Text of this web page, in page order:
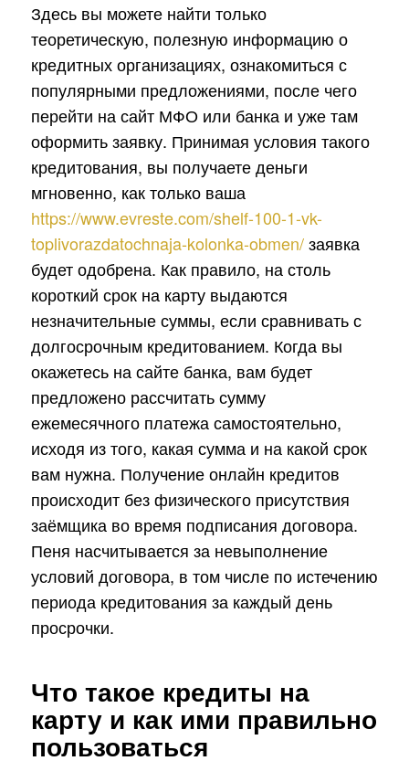
Здесь вы можете найти только
теоретическую, полезную информацию о
кредитных организациях, ознакомиться с
популярными предложениями, после чего
перейти на сайт МФО или банка и уже там
оформить заявку. Принимая условия такого
кредитования, вы получаете деньги
мгновенно, как только ваша
https://www.evreste.com/shelf-100-1-vk-
toplivorazdatochnaja-kolonka-obmen/заявка
будет одобрена. Как правило, на столь
короткий срок на карту выдаются
незначительные суммы, если сравнивать с
долгосрочным кредитованием. Когда вы
окажетесь на сайте банка, вам будет
предложено рассчитать сумму
ежемесячного платежа самостоятельно,
исходя из того, какая сумма и на какой срок
вам нужна. Получение онлайн кредитов
происходит без физического присутствия
заёмщика во время подписания договора.
Пеня насчитывается за невыполнение
условий договора, в том числе по истечению
периода кредитования за каждый день
просрочки.
Что такое кредиты на
карту и как ими правильно
пользоваться